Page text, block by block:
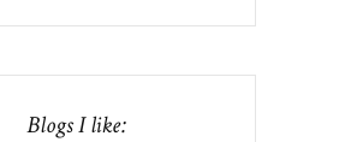
Blogs I like: